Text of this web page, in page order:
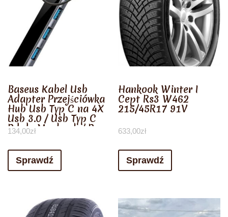
Baseus Kabel Usb
Adapter Przejściówka
Hub Usb Typ C na 4X
Usb 3.0 / Usb Typ C
Pd do Macbook / Pc
Szary (Cahub-Ez0G)
(Cah
134,00zł
Sprawdź
Hankook Winter I
Cept Rs3 W462
215/45R17 91V
633,00zł
Sprawdź